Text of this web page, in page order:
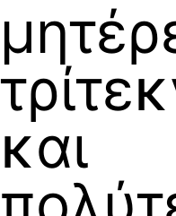
και